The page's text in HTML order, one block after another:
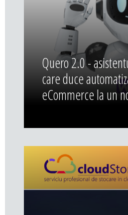
Quero 2.0 -
care duce
eCommerce la un